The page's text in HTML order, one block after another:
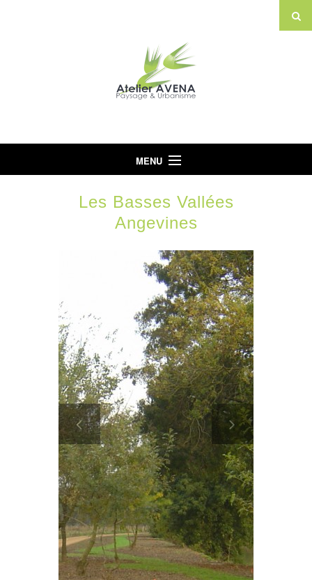
MENU
Les Basses Vallées
Angevines